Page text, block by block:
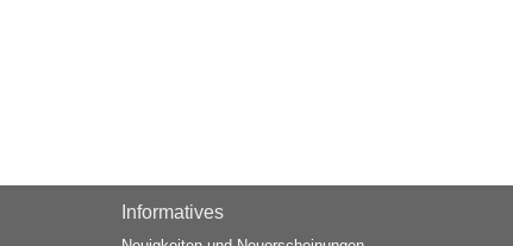
Informatives